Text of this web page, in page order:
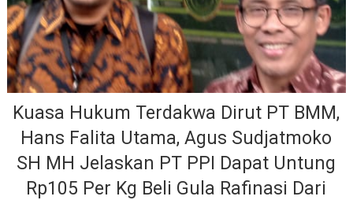
Kuasa Hukum Terdakwa Dirut PT BMM,
Hans Falita Utama, Agus Sudjatmoko
SH MH Jelaskan PT PPI Dapat Untung
Rp105 Per Kg Beli Gula Rafinasi Dari